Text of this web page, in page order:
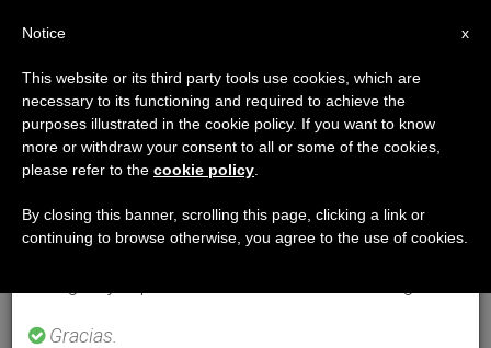
×
Aviso importante
Del 27 de julio al 7 de agosto haremos la pausa
anual, aprovechando que en el periodo de verano se
generan menos informaciones y también el
Gracias.
x
Notice
This website or its third party tools use cookies, which are
necessary to its functioning and required to achieve the
purposes illustrated in the cookie policy. If you want to know
more or withdraw your consent to all or some of the cookies,
please refer to the cookie policy
By closing this banner, scrolling this page, clicking a link or
continuing to browse otherwise, you agree to the use of cookies.